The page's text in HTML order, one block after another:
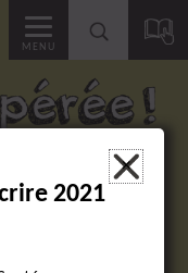
complexe
MENU
Accéder
la
2021
×